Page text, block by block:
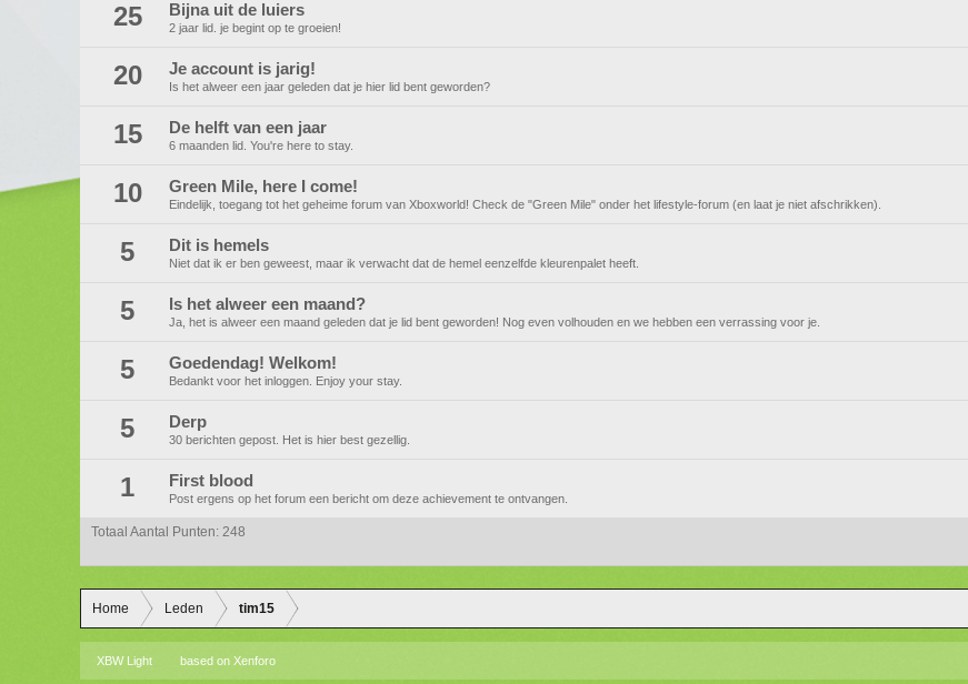
25 Bijna uit de luiers
2 jaar lid. je begint op te groeien!
20 Je account is jarig!
Is het alweer een jaar geleden dat je hier lid bent geworden?
15 De helft van een jaar
6 maanden lid. You're here to stay.
10 Green Mile, here I come!
Eindelijk, toegang tot het geheime forum van Xboxworld! Check de "Green Mile" onder het lifestyle-forum (en laat je niet afschrikken).
5 Dit is hemels
Niet dat ik er ben geweest, maar ik verwacht dat de hemel eenzelfde kleurenpalet heeft.
5 Is het alweer een maand?
Ja, het is alweer een maand geleden dat je lid bent geworden! Nog even volhouden en we hebben een verrassing voor je.
5 Goedendag! Welkom!
Bedankt voor het inloggen. Enjoy your stay.
5 Derp
30 berichten gepost. Het is hier best gezellig.
1 First blood
Post ergens op het forum een bericht om deze achievement te ontvangen.
Totaal Aantal Punten: 248
Home Leden tim15
XBW Light based onXenforo